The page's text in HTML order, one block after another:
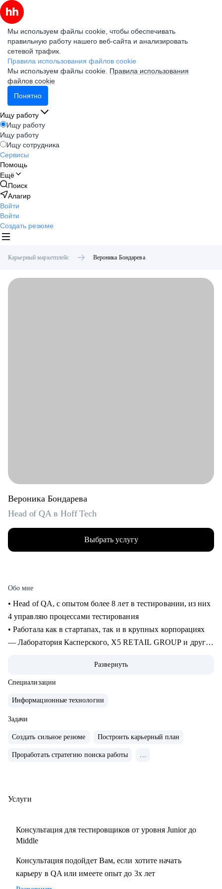
Мы используем файлы cookie, чтобы обеспечивать
правильную работу нашего веб-сайта и анализировать
сетевой трафик.
Правила использования файлов cookie
Мы используем файлы cookie. Правила использования
файлов cookie
Понятно
Ищу работу
Ищу работу
Ищу работу
Ищу сотрудника
Сервисы
Помощь
Ещё
Поиск
Алагир
Войти
Войти
Создать резюме
Карьерный маркетплейс Вероника Бондарева
Вероника Бондарева
Head of QA в Hoff Tech
Выбрать услугу
Обо мне
• Head of QA, c опытом более 8 лет в тестировании, из них
4 управляю процессами тестирования
• Работала как в стартапах, так и в крупных корпорациях
— Лаборатория Касперского, X5 RETAIL GROUP и другие
тестирования с командой 15+ человек
• Занималась ручным и автоматизированным
desktop)
• Занимаюсь построением QA процессов и команды,
развитием и интеграции QA в процесс разработки
• Выстраиваю прикладные метрики, средства мониторинга
manual, QA Auto
• Занимаюсь менторством с 2021 года
С чем помогу:
• Создание резюме
• Подготовка к собеседованию на различные позиции
Развернуть
Специализации
Информационные технологии
Задачи
Создать сильное резюме Построить карьерный план
Проработать стратегию поиска работы ...
Услуги
Консультация для тестировщиков от уровня Junior до
Middle
Консультация подойдет Вам, если хотите начать
карьеру в QA или имеете опыт до 3х лет